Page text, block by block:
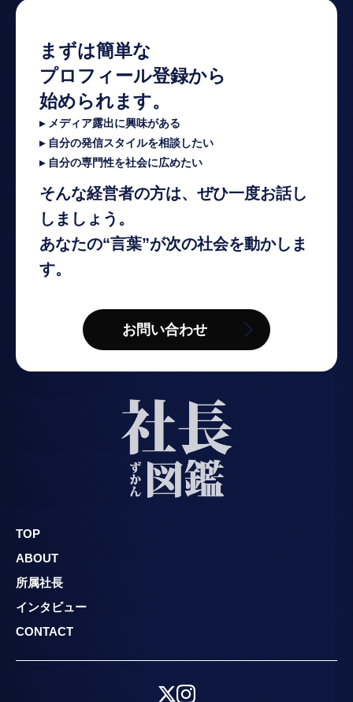
まずは簡単な
プロフィール登録から
始められます。
▸ メディア露出に興味がある
▸ 自分の発信スタイルを相談したい
▸ 自分の専門性を社会に広めたい
そんな経営者の方は、ぜひ一度お話し
しましょう。
あなたの“言葉”が次の社会を動かしま
す。
お問い合わせ
TOP
ABOUT
所属社長
インタビュー
CONTACT